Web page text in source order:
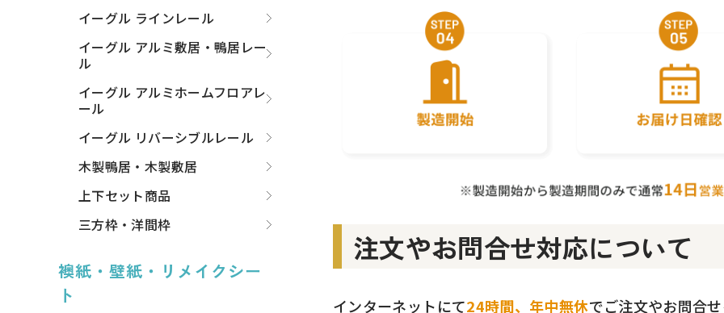
注文やお問合せ対応について
インターネットにて24時間、年中無休でご注文やお問合
イーグル ラインレール
イーグル アルミ敷居・鴨居レー
ル
イーグル アルミホームフロアレ
ール
イーグル リバーシブルレール
木製鴨居・木製敷居
上下セット商品
三方枠・洋間枠
襖紙・壁紙・リメイクシー
ト